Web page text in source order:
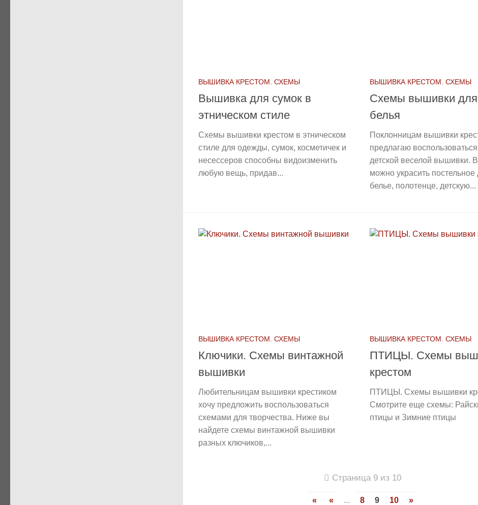
ВЫШИВКА КРЕСТОМ. СХЕМЫ
Вышивка для сумок в
этническом стиле
Схемы вышивки крестом в этническом
стиле для одежды, сумок, косметичек и
несессеров способны видоизменить
любую вещь, придав...
ВЫШИВКА КРЕСТОМ. СХЕМЫ
Схемы вышивки для
белья
Поклонницам вышивки
предлагаю
детской веселой вышивки.
можно украсить постельное
белье, полотенце, детскую...
ВЫШИВКА КРЕСТОМ. СХЕМЫ
Ключики. Схемы винтажной
вышивки
Любительницам вышивки крестиком
хочу предложить воспользоваться
схемами для творчества. Ниже вы
найдете схемы винтажной вышивки
разных ключиков,...
ВЫШИВКА КРЕСТОМ. СХЕМЫ
ПТИЦЫ. Схемы
крестом
ПТИЦЫ. Схемы вышивки
Смотрите еще схемы:
птицы и Зимние птицы
Страница 9 из 10
« « ... 8 9 10 »